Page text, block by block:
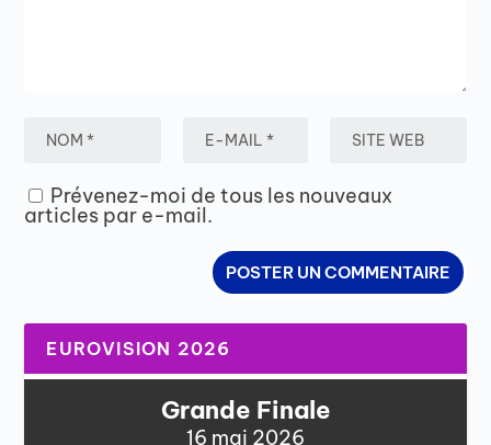
Prévenez-moi de tous les nouveaux
articles par e-mail.
EUROVISION 2026
Grande Finale
16 mai 2026